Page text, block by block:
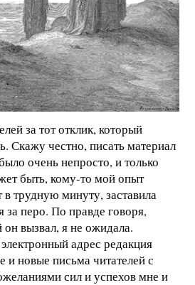
за тот отклик, который
Скажу честно, писать материал
очень непросто, и только
быть, кому-то мой опыт
трудную минуту, заставила
за перо. По правде говоря,
он вызвал, я не ожидала.
адрес редакция
и новые письма читателей с
сил и успехов мне и